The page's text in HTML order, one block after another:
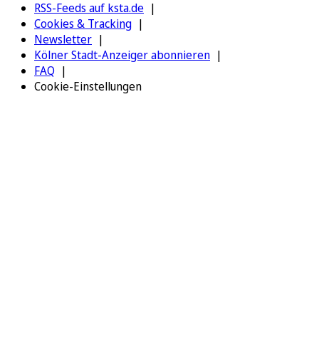
RSS-Feeds auf ksta.de
Cookies & Tracking
Newsletter
Kölner Stadt-Anzeiger abonnieren
FAQ
Cookie-Einstellungen